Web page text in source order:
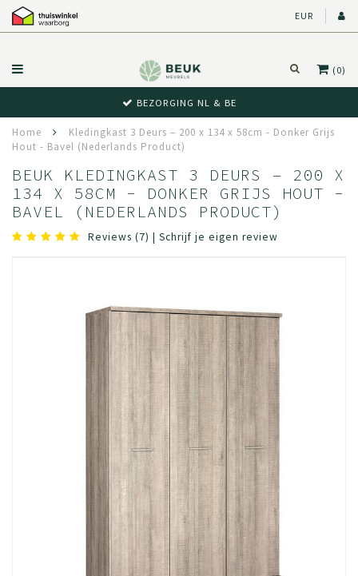
EUR
(0)
BEWUST RETOUR
Home
Kledingkast 3 Deurs – 200 x 134 x 58cm - Donker Grijs
Hout - Bavel (Nederlands Product)
BEUK KLEDINGKAST 3 DEURS – 200 X
134 X 58CM - DONKER GRIJS HOUT -
BAVEL (NEDERLANDS PRODUCT)
Reviews (7) | Schrijf je eigen review